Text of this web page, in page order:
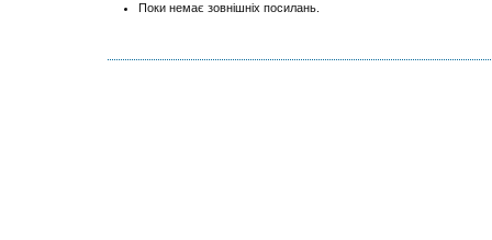
Поки немає зовнішніх посилань.